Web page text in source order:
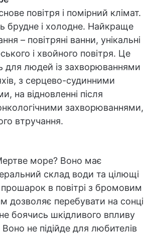
повітря і помірний клімат.
брудне і холодне. Найкраще
– повітряні ванни, унікальні
і хвойного повітря. Це
для людей із захворюваннями
з серцево-судинними
на відновленні після
онкологічними захворюваннями,
втручання.
море? Воно має
склад води та цілющі
в повітрі з бромовим
дозволяє перебувати на сонці
боячись шкідливого впливу
не підійде для любителів